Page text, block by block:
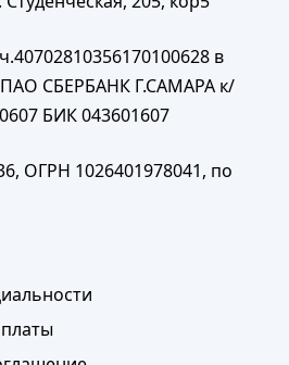
в
СБЕРБАНК Г.САМАРА к/
БИК 043601607
ОГРН 1026401978041, по